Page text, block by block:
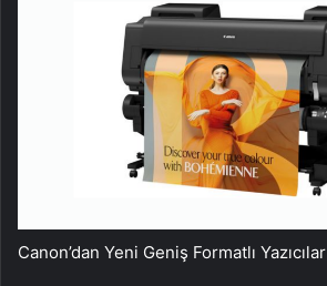
Canon’dan Yeni Geniş Formatlı Yazıcılar